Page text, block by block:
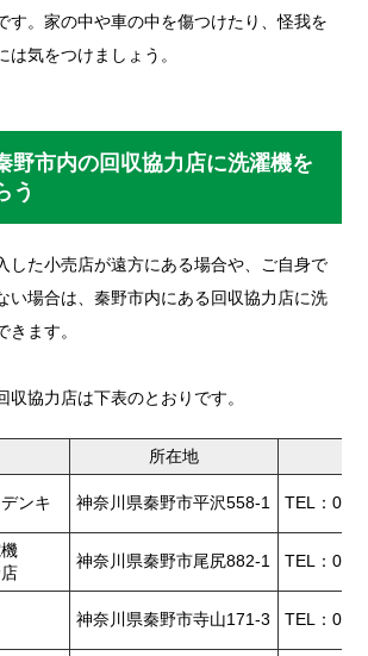
す。家の中や車の中を傷つけたり、怪我を
は気をつけましょう。
野市内の回収協力店に洗濯機を
う
した小売店が遠方にある場合や、ご自身で
い場合は、秦野市内にある回収協力店に洗
きます。
収協力店は下表のとおりです。
所在地
ンキ 神奈川県秦野市平沢558-1 TEL：
神奈川県秦野市尾尻882-1 TEL：
神奈川県秦野市寺山171-3 TEL：